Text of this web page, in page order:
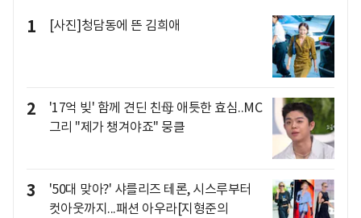
1 [사진]청담동에 뜬 김희애
2
'17억 빚' 함께 견딘 친母 애틋한 효심..MC
그리 "제가 챙겨야죠" 뭉클
3
'50대 맞아?' 샤를리즈 테론, 시스루부터
컷아웃까지...패션 아우라[지형준의